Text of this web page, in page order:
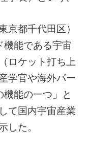
京都千代田区）
機能である宇宙
ロケット打ち上
学官や海外パー
機能の一つ」と
て国内宇宙産業
した。